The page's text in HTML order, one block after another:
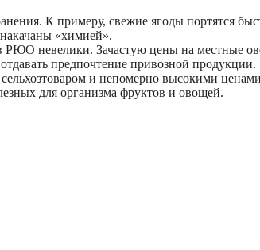
К примеру, свежие ягоды портятся
«химией».
РЮО невелики. Зачастую цены на местные
предпочтение привозной продукции.
и непомерно высокими
для организма фруктов и овощей.